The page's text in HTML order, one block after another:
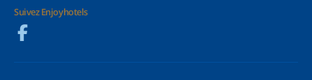
Suivez Enjoyhotels